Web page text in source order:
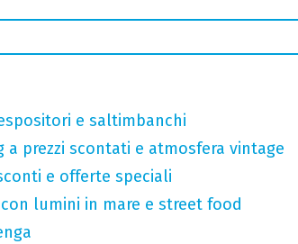
e saltimbanchi
a prezzi scontati e atmosfera vintage
e offerte speciali
lumini in mare e street food